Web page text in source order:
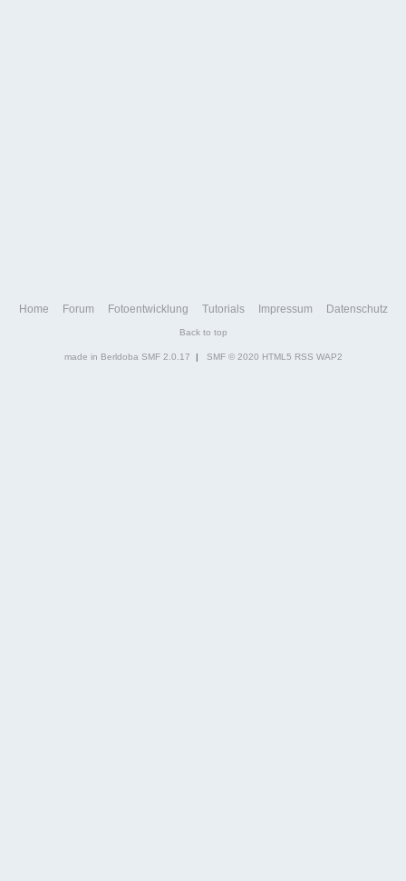
Home Forum Fotoentwicklung Tutorials Impressum Datenschutz
Back to top
made in Berldoba SMF 2.0.17 | SMF © 2020 HTML5 RSS WAP2